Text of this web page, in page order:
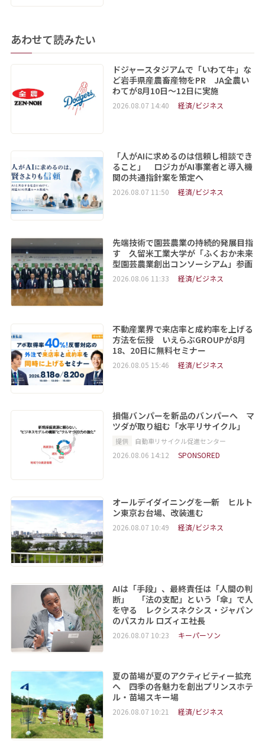
あわせて読みたい
ドジャースタジアムで「いわて牛」な
ど岩手県産農畜産物をPR JA全農い
わてが8月10日～12日に実施
2026.08.07 14:40 経済/ビジネス
「人がAIに求めるのは信頼し相談でき
ること」 ロジカがAI事業者と導入機
関の共通指針案を策定へ
2026.08.07 11:50 経済/ビジネス
先端技術で園芸農業の持続的発展目指
す 久留米工業大学が「ふくおか未来
型園芸農業創出コンソーシアム」参画
2026.08.06 11:33 経済/ビジネス
不動産業界で来店率と成約率を上げる
方法を伝授 いえらぶGROUPが8月
18、20日に無料セミナー
2026.08.05 15:46 経済/ビジネス
損傷バンパーを新品のバンパーへ マ
ツダが取り組む「水平リサイクル」
提供 自動車リサイクル促進センター
2026.08.06 14:12 SPONSORED
オールデイダイニングを一新 ヒルト
ン東京お台場、改装進む
2026.08.07 10:49 経済/ビジネス
AIは「手段」、最終責任は「人間の判
断」 「法の支配」という「傘」で人
を守る レクシスネクシス・ジャパン
のパスカル ロズィエ社長
2026.08.07 10:23 キーパーソン
夏の苗場が夏のアクティビティー拡充
へ 四季の各魅力を創出プリンスホテ
ル・苗場スキー場
2026.08.07 10:21 経済/ビジネス